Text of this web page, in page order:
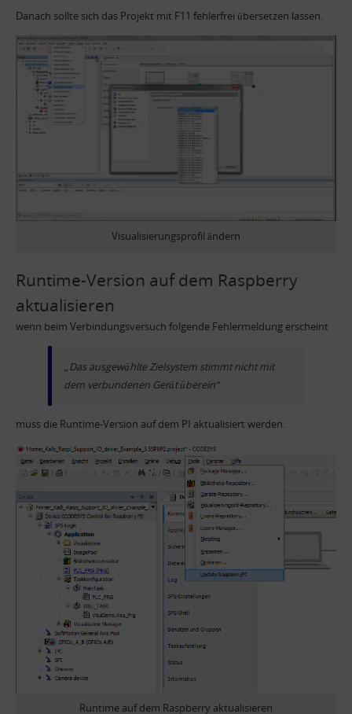
Danach sollte sich das Projekt mit F11 fehlerfrei übersetzen lassen.
Visualisierungsprofil ändern
Runtime-Version auf dem Raspberry
aktualisieren
wenn beim Verbindungsversuch folgende Fehlermeldung erscheint
„Das ausgewählte Zielsystem stimmt nicht mit
dem verbundenen Gerät überein“
muss die Runtime-Version auf dem PI aktualisiert werden.
Runtime auf dem Raspberry aktualisieren